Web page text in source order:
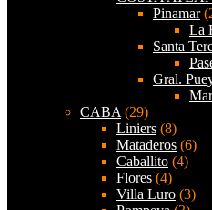
Pinamar
La
Santa
Gral.
CABA (29)
Liniers (8)
Mataderos (6)
Caballito (4)
Flores (4)
Villa Luro (3)